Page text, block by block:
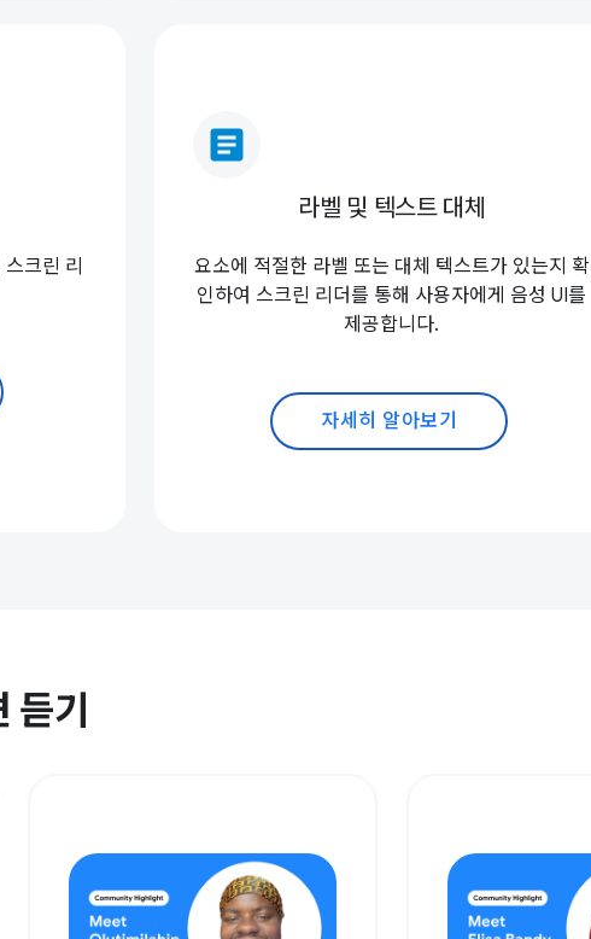
크린 리
article
라벨 및 텍스트 대체
요소에 적절한 라벨 또는 대체 텍스트가 있는지 확
인하여 스크린 리더를 통해 사용자에게 음성 UI를
제공합니다.
자세히 알아보기
기